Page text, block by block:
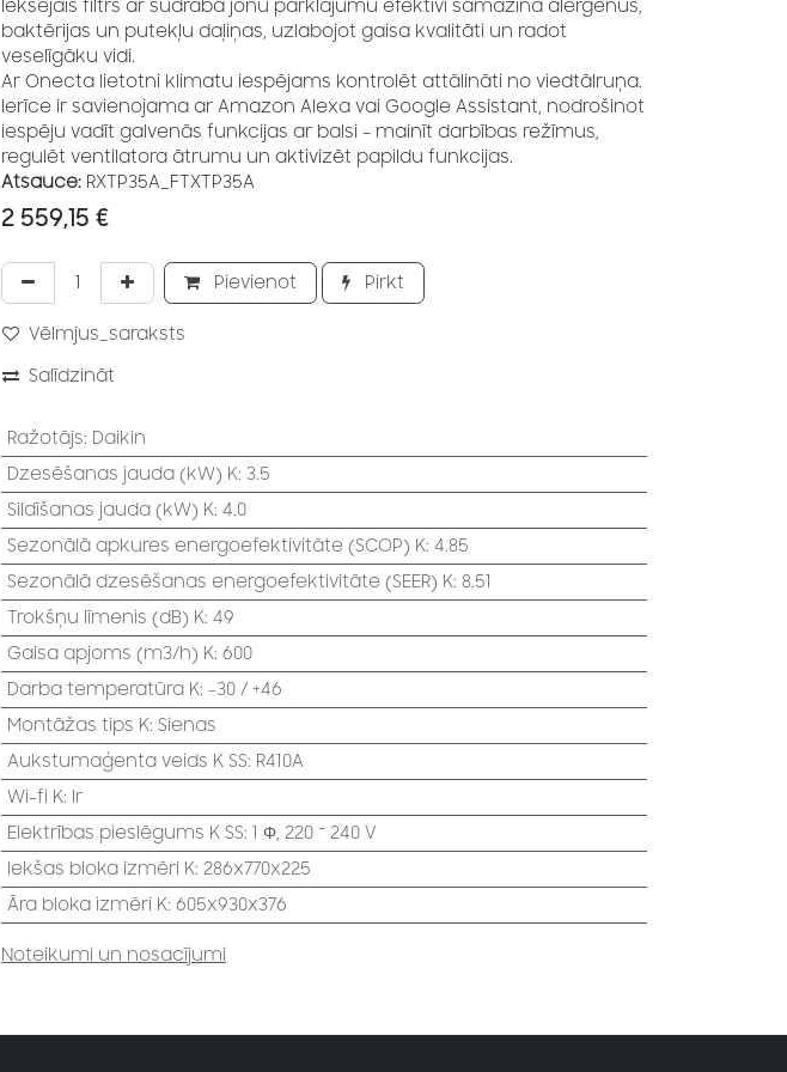
Iekšējais filtrs ar sudraba jonu pārklājumu efektīvi samazina alergēnus,
baktērijas un putekļu daļiņas, uzlabojot gaisa kvalitāti un radot
veselīgāku vidi.
Ar Onecta lietotni klimatu iespējams kontrolēt attālināti no viedtālruņa.
Ierīce ir savienojama ar Amazon Alexa vai Google Assistant, nodrošinot
iespēju vadīt galvenās funkcijas ar balsi – mainīt darbības režīmus,
regulēt ventilatora ātrumu un aktivizēt papildu funkcijas.
Atsauce: RXTP35A_FTXTP35A
2 559,15 €
Pievienot Pirkt
Vēlmjus_saraksts
Salīdzināt
Ražotājs: Daikin
Dzesēšanas jauda (kW) K: 3.5
Sildīšanas jauda (kW) K: 4.0
Sezonālā apkures energoefektivitāte (SCOP) K: 4.85
Sezonālā dzesēšanas energoefektivitāte (SEER) K: 8.51
Trokšņu līmenis (dB) K: 49
Gaisa apjoms (m3/h) K: 600
Darba temperatūra K: -30 / +46
Montāžas tips K: Sienas
Aukstumaģenta veids K SS: R410A
Wi-fi K: Ir
Elektrības pieslēgums K SS: 1 Φ, 220 ~ 240 V
Iekšas bloka izmēri K: 286x770x225
Āra bloka izmēri K: 605x930x376
Noteikumi un nosacījumi